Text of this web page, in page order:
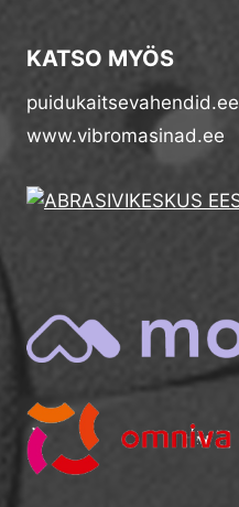
KATSO MYÖS
puidukaitsevahendid.ee
www.vibromasinad.ee